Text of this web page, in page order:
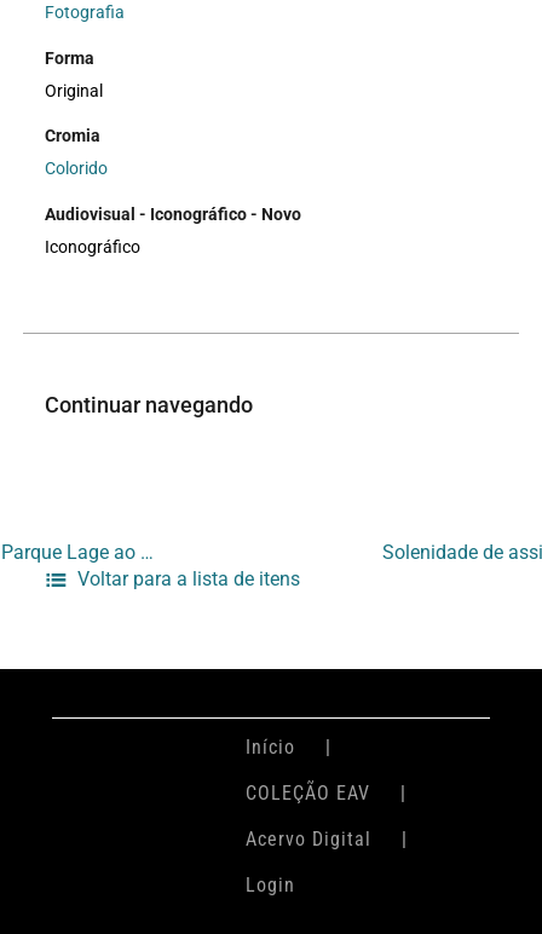
Fotografia
Forma
Original
Cromia
Colorido
Audiovisual - Iconográfico - Novo
Iconográfico
Continuar navegando
Solenidade de assinatura do termo de cessão do Parque Lage ao governo do estado do RJ
Voltar para a lista de itens
Início
COLEÇÃO EAV
Acervo Digital
Login